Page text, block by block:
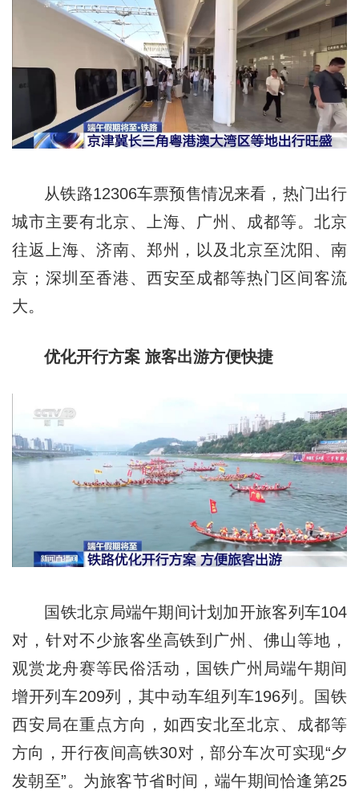
从铁路12306车票预售情况来看，热门出行
城市主要有北京、上海、广州、成都等。北京
往返上海、济南、郑州，以及北京至沈阳、南
京；深圳至香港、西安至成都等热门区间客流
大。
优化开行方案 旅客出游方便快捷
国铁北京局端午期间计划加开旅客列车104
对，针对不少旅客坐高铁到广州、佛山等地，
观赏龙舟赛等民俗活动，国铁广州局端午期间
增开列车209列，其中动车组列车196列。国铁
西安局在重点方向，如西安北至北京、成都等
方向，开行夜间高铁30对，部分车次可实现“夕
发朝至”。为旅客节省时间，端午期间恰逢第25